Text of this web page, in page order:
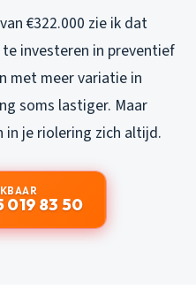
€322.000 zie ik dat
investeren in preventief
met meer variatie in
soms lastiger. Maar
je riolering zich altijd.
019 83 50